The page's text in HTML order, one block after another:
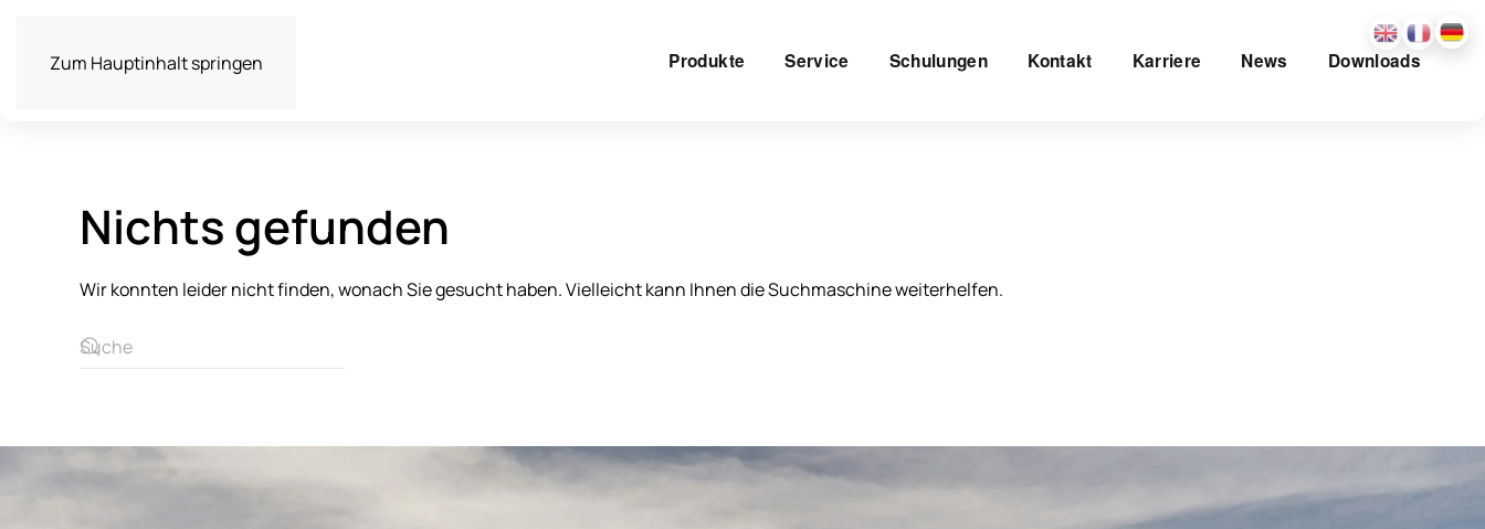
Zum Hauptinhalt springen Produkte Service Schulungen Kontakt Karriere News Downloads
Nichts gefunden
Wir konnten leider nicht finden, wonach Sie gesucht haben. Vielleicht kann Ihnen die Suchmaschine weiterhelfen.